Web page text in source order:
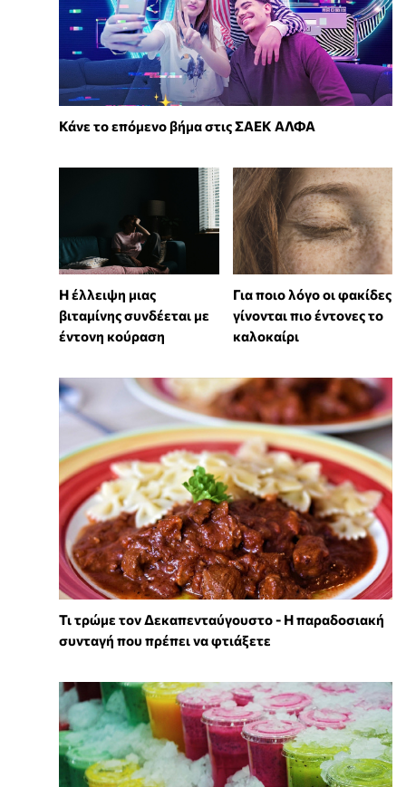
Κάνε το επόμενο βήμα στις ΣΑΕΚ ΑΛΦΑ
⁠Η έλλειψη μιας
βιταμίνης συνδέεται με
έντονη κούραση
Για ποιο λόγο οι φακίδες
γίνονται πιο έντονες το
καλοκαίρι
Τι τρώμε τον Δεκαπενταύγουστο - Η παραδοσιακή
συνταγή που πρέπει να φτιάξετε